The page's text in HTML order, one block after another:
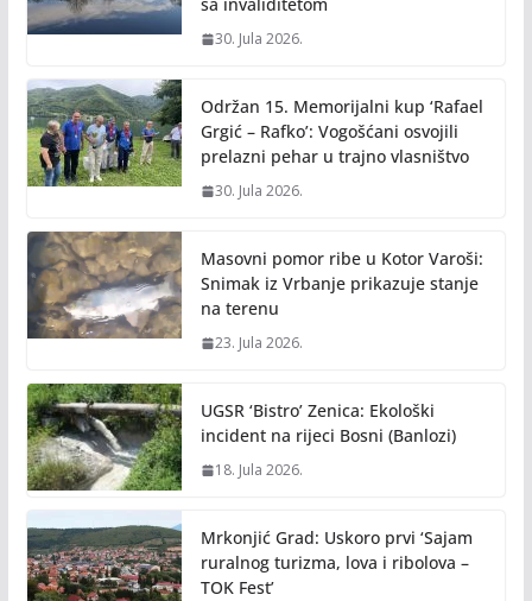
30. Jula 2026.
Održan 15. Memorijalni kup ‘Rafael
Grgić – Rafko’: Vogošćani osvojili
prelazni pehar u trajno vlasništvo
30. Jula 2026.
Masovni pomor ribe u Kotor Varoši:
Snimak iz Vrbanje prikazuje stanje
na terenu
23. Jula 2026.
UGSR ‘Bistro’ Zenica: Ekološki
incident na rijeci Bosni (Banlozi)
18. Jula 2026.
Mrkonjić Grad: Uskoro prvi ‘Sajam
ruralnog turizma, lova i ribolova –
TOK Fest’